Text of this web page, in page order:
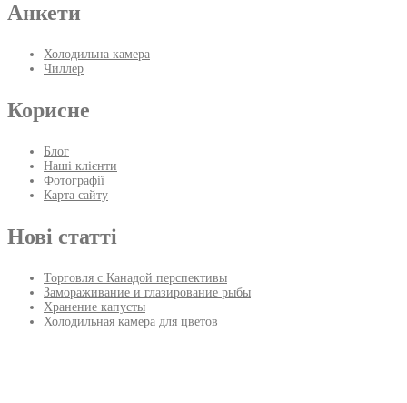
Анкети
Холодильна камера
Чиллер
Корисне
Блог
Наші клієнти
Фотографії
Карта сайту
Нові статті
Торговля с Канадой перспективы
Замораживание и глазирование рыбы
Хранение капусты
Холодильная камера для цветов